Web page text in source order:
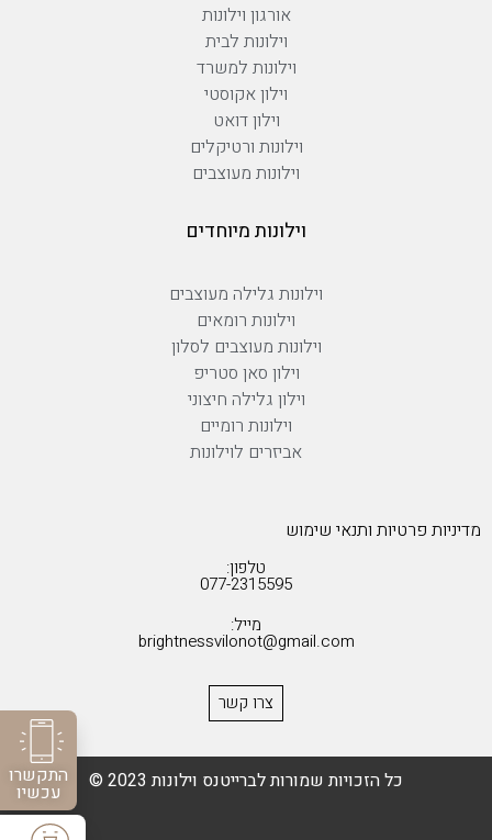
התקשרו
עכשיו
אורגון וילונות
וילונות לבית
וילונות למשרד
וילון אקוסטי
וילון דואט
וילונות ורטיקלים
וילונות מעוצבים
וילונות מיוחדים
וילונות גלילה מעוצבים
וילונות רומאים
וילונות מעוצבים לסלון
וילון סאן סטריפ
וילון גלילה חיצוני
וילונות רומיים
אביזרים לוילונות
מדיניות פרטיות ותנאי שימוש
טלפון:
077-2315595
מייל:
brightnessvilonot@gmail.com
צרו קשר
כל הזכויות שמורות לברייטנס וילונות 2023 ©